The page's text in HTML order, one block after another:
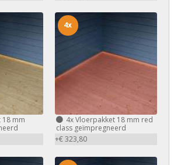
mm
4xVloerpakket 18 mm red
class geïmpregneerd
+€ 323,80
4x